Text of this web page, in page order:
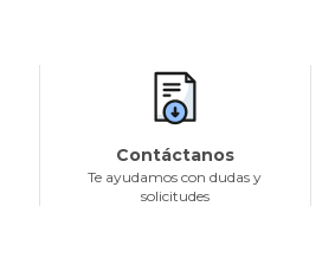
Contáctanos
Te ayudamos con dudas y
solicitudes